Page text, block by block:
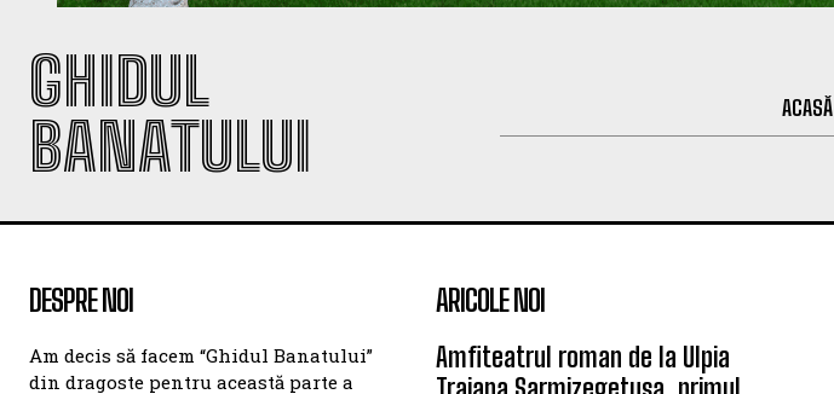
GHIDUL
BANATULUI
ACASĂ
DESPRE NOI
Am decis să facem “Ghidul Banatului”
din dragoste pentru această parte a
ARICOLE NOI
Amfiteatrul roman de la Ulpia